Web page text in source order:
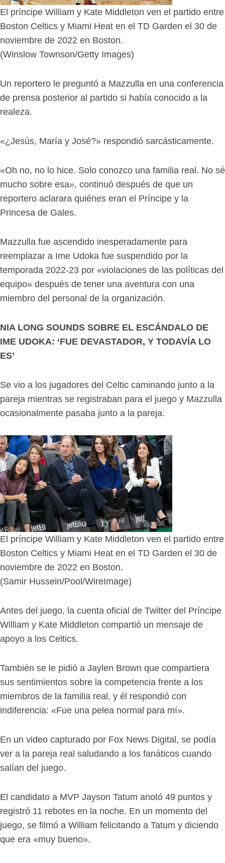
El príncipe William y Kate Middleton ven el partido entre
Boston Celtics y Miami Heat en el TD Garden el 30 de
noviembre de 2022 en Boston.
(Winslow Townson/Getty Images)
Un reportero le preguntó a Mazzulla en una conferencia
de prensa posterior al partido si había conocido a la
realeza.
«¿Jesús, María y José?» respondió sarcásticamente.
«Oh no, no lo hice. Solo conozco una familia real. No sé
mucho sobre esa», continuó después de que un
reportero aclarara quiénes eran el Príncipe y la
Princesa de Gales.
Mazzulla fue ascendido inesperadamente para
reemplazar a Ime Udoka fue suspendido por la
temporada 2022-23 por «violaciones de las políticas del
equipo» después de tener una aventura con una
miembro del personal de la organización.
NIA LONG SOUNDS SOBRE EL ESCÁNDALO DE
IME UDOKA: ‘FUE DEVASTADOR, Y TODAVÍA LO
ES’
Se vio a los jugadores del Celtic caminando junto a la
pareja mientras se registraban para el juego y Mazzulla
ocasionalmente pasaba junto a la pareja.
El príncipe William y Kate Middleton ven el partido entre
Boston Celtics y Miami Heat en el TD Garden el 30 de
noviembre de 2022 en Boston.
(Samir Hussein/Pool/WireImage)
Antes del juego, la cuenta oficial de Twitter del Príncipe
William y Kate Middleton compartió un mensaje de
apoyo a los Celtics.
También se le pidió a Jaylen Brown que compartiera
sus sentimientos sobre la competencia frente a los
miembros de la familia real, y él respondió con
indiferencia: «Fue una pelea normal para mí».
En un video capturado por Fox News Digital, se podía
ver a la pareja real saludando a los fanáticos cuando
salían del juego.
El candidato a MVP Jayson Tatum anotó 49 puntos y
registró 11 rebotes en la noche. En un momento del
juego, se filmó a William felicitando a Tatum y diciendo
que era «muy bueno».